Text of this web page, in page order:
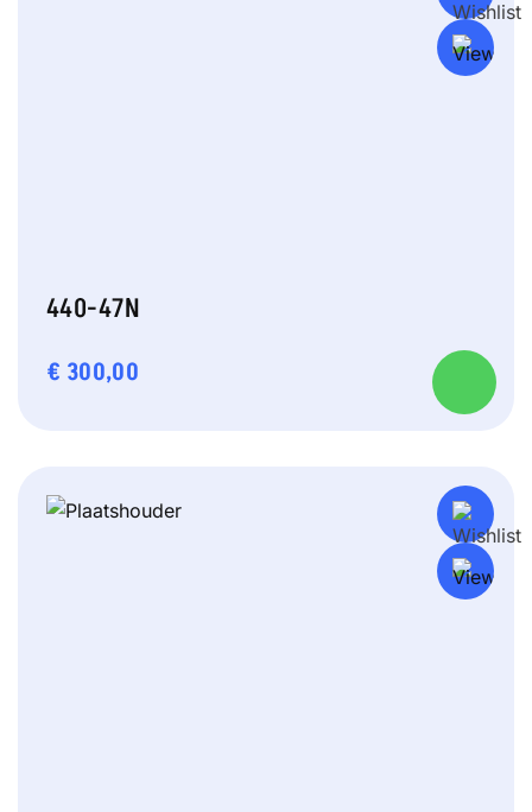
440-47N
€ 300,00